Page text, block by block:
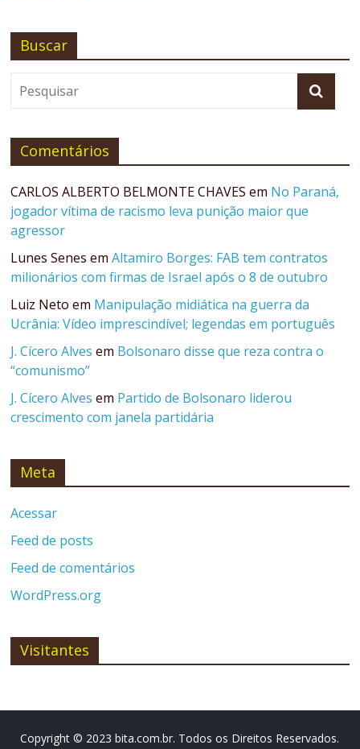
Buscar
Comentários
CARLOS ALBERTO BELMONTE CHAVES em No Paraná,
jogador vítima de racismo leva punição maior que
agressor
Lunes Senes emAltamiro Borges: FAB tem contratos
milionários com firmas de Israel após o 8 de outubro
Luiz Neto em Manipulação midiática na guerra da
Ucrânia: Vídeo imprescindível; legendas em português
J. Cícero Alves em Bolsonaro disse que reza contra o
“comunismo”
J. Cícero Alves em Partido de Bolsonaro liderou
crescimento com janela partidária
Meta
Acessar
Feed de posts
Feed de comentários
WordPress.org
Visitantes
Copyright © 2023 bita.com.br. Todos os Direitos Reservados.